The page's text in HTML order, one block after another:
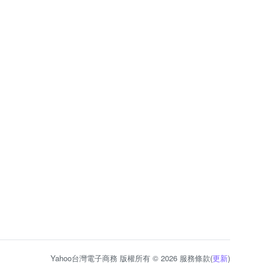
Yahoo台灣電子商務 版權所有 © 2026 服務條款(更新)